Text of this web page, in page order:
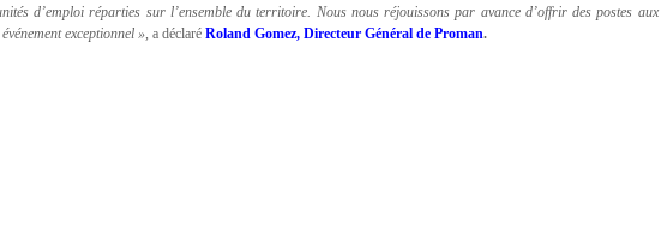
d’emploi réparties sur l’ensemble du territoire. Nous nous réjouissons par avance d’offrir des postes aux
exceptionnel », a déclaré Roland Gomez, Directeur Général de Proman.